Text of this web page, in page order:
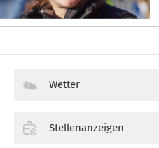
Wetter
Stellenanzeigen